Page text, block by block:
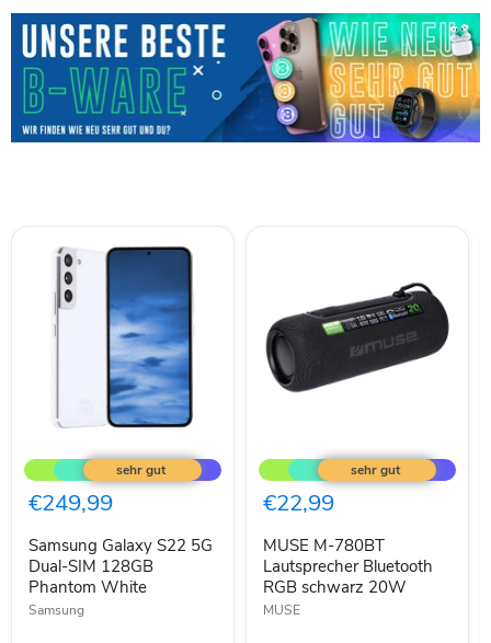
Galaxy
S22
5G
Dual-
128GB
Phantom
White
€249,99
Samsung Galaxy S22 5G
Dual-SIM 128GB
Phantom White
Samsung
M-
780BT
Lautsprecher
Bluetooth
schwarz
20W
€22,99
MUSE M-780BT
Lautsprecher Bluetooth
RGB schwarz 20W
MUSE